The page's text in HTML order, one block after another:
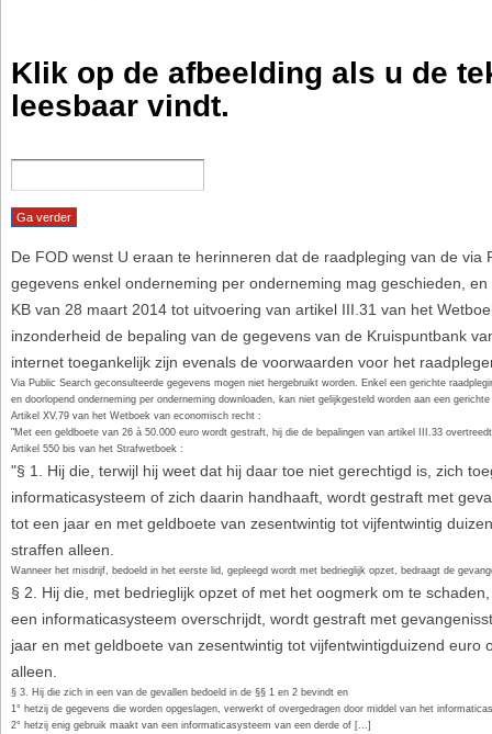
Klik op de afbeelding als u de
leesbaar vindt.
De FOD wenst U eraan te herinneren dat de raadpleging van de via
gegevens enkel onderneming per onderneming mag geschieden,
KB van 28 maart 2014 tot uitvoering van artikel III.31 van het
inzonderheid de bepaling van de gegevens van de Kruispuntbank
internet toegankelijk zijn evenals de voorwaarden voor het
Via Public Search geconsulteerde gegevens mogen niet hergebruikt worden. Enkel een gerichte raadpleging per onderneming is toegestaan. Systematisch
en doorlopend onderneming per onderneming downloaden, kan niet gelijkgesteld worden aan een gerichte
Artikel XV.79 van het Wetboek van economisch recht :
"Met een geldboete van 26 à 50.000 euro wordt gestraft, hij die de bepalingen van artikel III.33
Artikel 550 bis van het Strafwetboek :
"§ 1. Hij die, terwijl hij weet dat hij daar toe niet gerechtigd is, zich
informaticasysteem of zich daarin handhaaft, wordt gestraft met
tot een jaar en met geldboete van zesentwintig tot vijfentwintig
straffen alleen.
Wanneer het misdrijf, bedoeld in het eerste lid, gepleegd wordt met bedrieglijk opzet, bedraagt de
§ 2. Hij die, met bedrieglijk opzet of met het oogmerk om te
een informaticasysteem overschrijdt, wordt gestraft met
jaar en met geldboete van zesentwintig tot vijfentwintigduizend euro
alleen.
§ 3. Hij die zich in een van de gevallen bedoeld in de §§ 1 en 2 bevindt en
1° hetzij de gegevens die worden opgeslagen, verwerkt of overgedragen door middel van het
2° hetzij enig gebruik maakt van een informaticasysteem van een derde of [...]